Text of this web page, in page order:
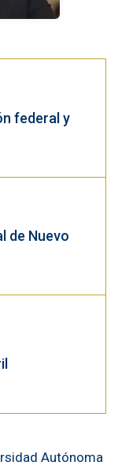
federal y
de Nuevo
Autónoma